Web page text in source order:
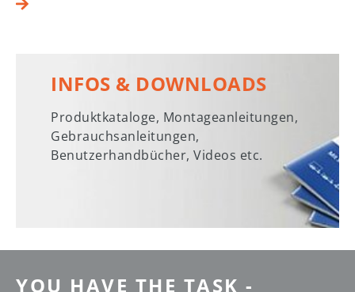
INFOS & DOWNLOADS
Produktkataloge, Montageanleitungen,
Gebrauchsanleitungen,
Benutzerhandbücher, Videos etc.
YOU HAVE THE TASK -